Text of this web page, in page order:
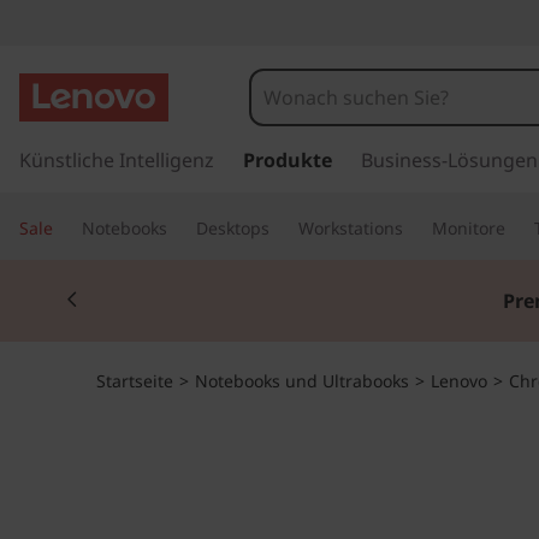
d
e
a
P
u
a
Künstliche Intelligenz Produkte Business-Lösungen
Sale Notebooks Desktops Workstations Monitore
Startseite > Notebooks und Ultrabooks > Lenovo >